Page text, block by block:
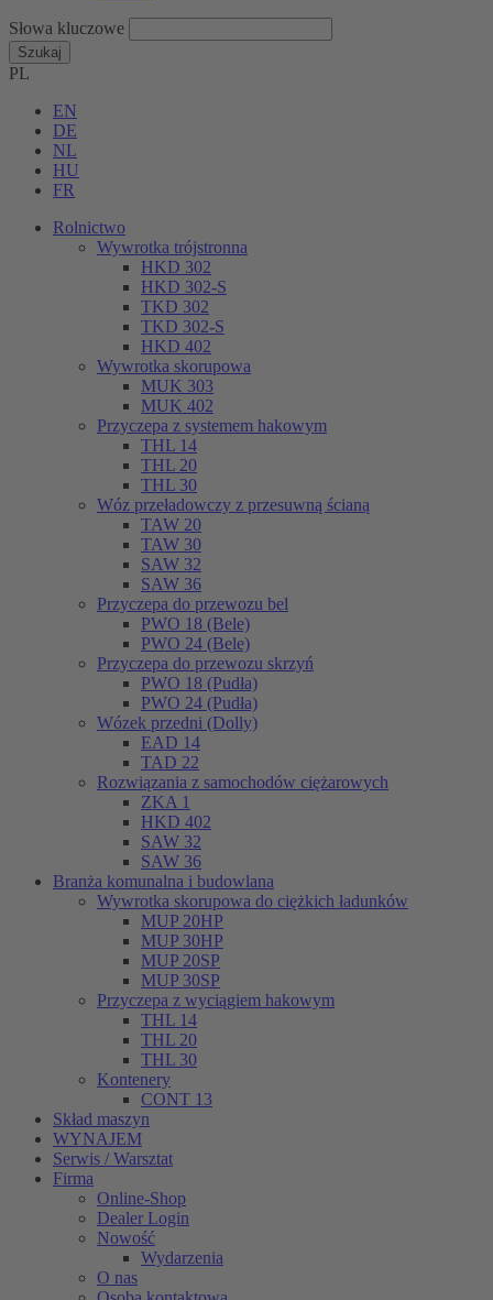
Słowa kluczowe
Szukaj
PL
EN
DE
NL
HU
FR
Rolnictwo
Wywrotka trójstronna
HKD 302
HKD 302-S
TKD 302
TKD 302-S
HKD 402
Wywrotka skorupowa
MUK 303
MUK 402
Przyczepa z systemem hakowym
THL 14
THL 20
THL 30
Wóz przeładowczy z przesuwną ścianą
TAW 20
TAW 30
SAW 32
SAW 36
Przyczepa do przewozu bel
PWO 18 (Bele)
PWO 24 (Bele)
Przyczepa do przewozu skrzyń
PWO 18 (Pudła)
PWO 24 (Pudła)
Wózek przedni (Dolly)
EAD 14
TAD 22
Rozwiązania z samochodów ciężarowych
ZKA 1
HKD 402
SAW 32
SAW 36
Branża komunalna i budowlana
Wywrotka skorupowa do ciężkich ładunków
MUP 20HP
MUP 30HP
MUP 20SP
MUP 30SP
Przyczepa z wyciągiem hakowym
THL 14
THL 20
THL 30
Kontenery
CONT 13
Skład maszyn
WYNAJEM
Serwis / Warsztat
Firma
Online-Shop
Dealer Login
Nowość
Wydarzenia
O nas